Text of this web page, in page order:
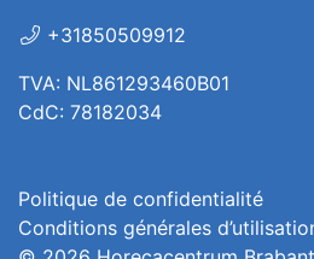
+31850509912
TVA: NL861293460B01
CdC: 78182034
Politique de confidentialité
Conditions générales